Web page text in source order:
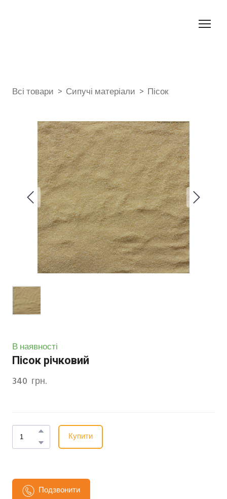
Всі товари Сипучі матеріали Пісок
В наявності
Пісок річковий
340  грн.
Купити
Подзвонити